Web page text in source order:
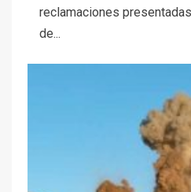
reclamaciones
de...